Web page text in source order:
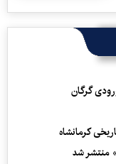
گرگان
کرمانشاه
منتشر شد